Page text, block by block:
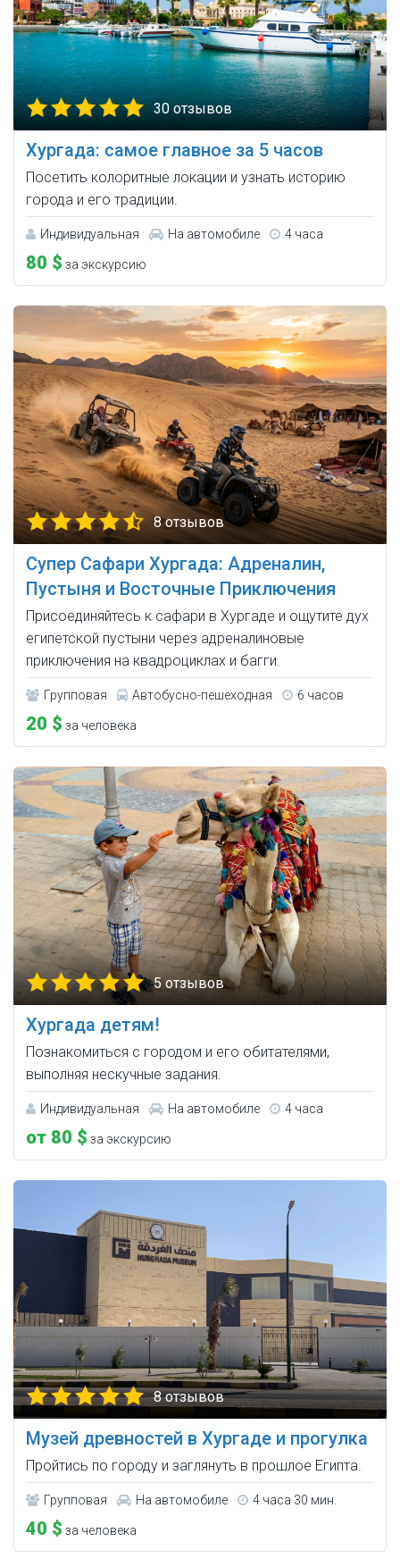
30 отзывов
Хургада: самое главное за 5 часов
Посетить колоритные локации и узнать историю
города и его традиции.
Индивидуальная На автомобиле 4 часа
80 $ за экскурсию
8 отзывов
Супер Сафари Хургада: Адреналин,
Пустыня и Восточные Приключения
Присоединяйтесь к сафари в Хургаде и ощутите дух
египетской пустыни через адреналиновые
приключения на квадроциклах и багги.
Групповая Автобусно-пешеходная 6 часов
20 $ за человека
5 отзывов
Хургада детям!
Познакомиться с городом и его обитателями,
выполняя нескучные задания.
Индивидуальная На автомобиле 4 часа
от 80 $ за экскурсию
8 отзывов
Музей древностей в Хургаде и прогулка
Пройтись по городу и заглянуть в прошлое Египта.
Групповая На автомобиле 4 часа 30 мин.
40 $ за человека